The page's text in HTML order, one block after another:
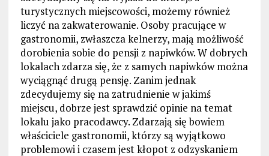
turystycznych miejscowości, możemy również
liczyć na zakwaterowanie. Osoby pracujące w
gastronomii, zwłaszcza kelnerzy, mają możliwość
dorobienia sobie do pensji z napiwków. W dobrych
lokalach zdarza się, że z samych napiwków można
wyciągnąć drugą pensję. Zanim jednak
zdecydujemy się na zatrudnienie w jakimś
miejscu, dobrze jest sprawdzić opinie na temat
lokalu jako pracodawcy. Zdarzają się bowiem
właściciele gastronomii, którzy są wyjątkowo
problemowi i czasem jest kłopot z odzyskaniem